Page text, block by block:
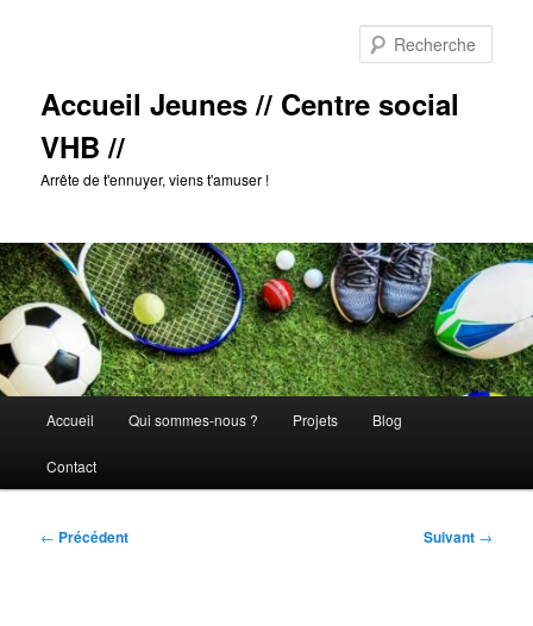
Accueil Jeunes // Centre social
VHB //
Arrête de t'ennuyer, viens t'amuser !
principal
Accueil Qui sommes-nous ? Projets Blog
Contact
Navigation
← Précédent Suivant →